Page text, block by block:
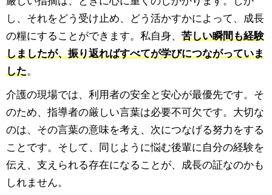
し、それをどう受け止め、どう活かすかによって、成長
の糧にすることができます。私自身、 苦しい瞬間も経験
しましたが、振り返ればすべてが学びにつながっていま
した。
介護の現場では、利用者の安全と安心が最優先です。そ
のため、指導者の厳しい言葉は必要不可欠です。大切な
のは、その言葉の意味を考え、次につなげる努力をする
ことです。そして、同じように悩む後輩に自分の経験を
伝え、支えられる存在になることが、成長の証なのかも
しれません。